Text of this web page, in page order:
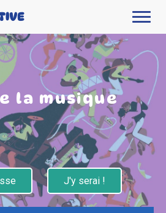
la musique
J'y serai !